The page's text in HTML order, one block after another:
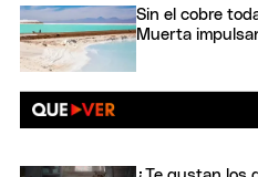
Sin el cobre
Muerta